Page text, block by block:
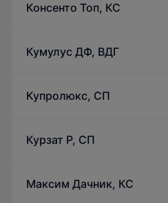
Консенто Топ, КС
Кумулус ДФ, ВДГ
Купролюкс, СП
Курзат Р, СП
Максим Дачник, КС